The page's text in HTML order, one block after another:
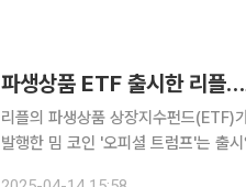
리플의 파생상품 상장지수펀드(ETF)
발행한 밈 코인 '오피셜 트럼프'는 출